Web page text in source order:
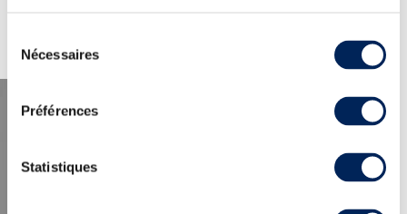
consentement
Nécessaires
Préférences
Statistiques